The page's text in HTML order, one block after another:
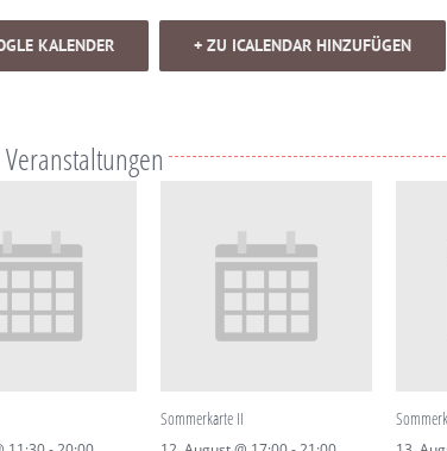
KALENDER + ZU ICALENDAR HINZUFÜGEN
Sommerkarte II